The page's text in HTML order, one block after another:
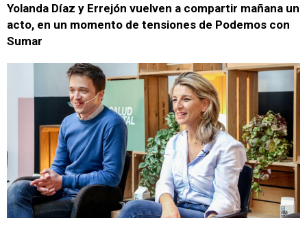
Yolanda Díaz y Errejón vuelven a compartir mañana un
acto, en un momento de tensiones de Podemos con
Sumar